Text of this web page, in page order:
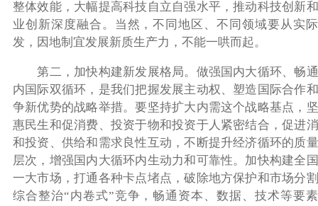
整体效能，大幅提高科技自立自强水平，推动科技创新
业创新深度融合。当然，不同地区、不同领域要从实
发，因地制宜发展新质生产力，不能一哄而起。
第二，加快构建新发展格局。做强国内大循环、畅
内国际双循环，是我们把握发展主动权、塑造国际合作
争新优势的战略举措。要坚持扩大内需这个战略基点，
惠民生和促消费、投资于物和投资于人紧密结合，促进
和投资、供给和需求良性互动，不断提升经济循环的质
层次，增强国内大循环内生动力和可靠性。加快构建全
一大市场，打通各种卡点堵点，破除地方保护和市场分
综合整治“内卷式”竞争，畅通资本、数据、技术等要